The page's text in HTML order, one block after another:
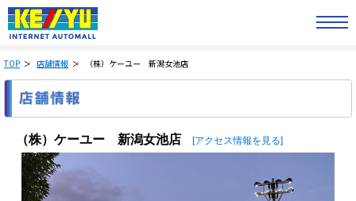
TOP 店舗情報 （株）ケーユー 新潟女池店
（株）ケーユー 新潟女池店 [アクセス情報を見る]